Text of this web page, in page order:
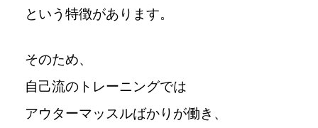
という特徴があります。
そのため、
自己流のトレーニングでは
アウターマッスルばかりが働き、